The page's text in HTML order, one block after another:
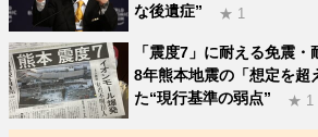
な後遺症”
★ 1
「震度7」に耐える免震
8年熊本地震の「想定を超
た“現行基準の弱点”
★ 1